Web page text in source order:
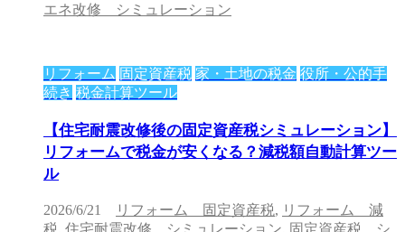
エネ改修 シミュレーション
リフォーム 固定資産税 家・土地の税金 役所・公的手
続き 税金計算ツール
【住宅耐震改修後の固定資産税シミュレーション】
リフォームで税金が安くなる？減税額自動計算ツー
ル
2026/6/21 リフォーム 固定資産税, リフォーム 減